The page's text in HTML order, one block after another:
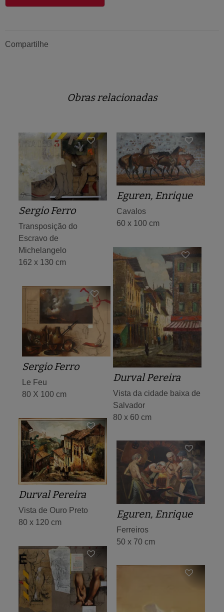
Compartilhe
Obras relacionadas
Sergio Ferro
Transposição do
Escravo de
Michelangelo
162 x 130 cm
Eguren, Enrique
Cavalos
60 x 100 cm
Durval Pereira
Vista da cidade baixa de
Salvador
80 x 60 cm
Sergio Ferro
Le Feu
80 X 100 cm
Durval Pereira
Vista de Ouro Preto
80 x 120 cm
Eguren, Enrique
Ferreiros
50 x 70 cm